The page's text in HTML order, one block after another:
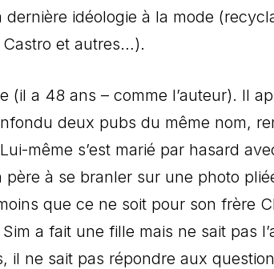
idéologie à la mode
et autres…).
(il a 48 ans – comme l’auteur). Il
deux pubs du même nom,
même s’est marié par hasard
à se branler sur une photo
que ce ne soit pour son frère
a fait une fille mais ne sait pas
il ne sait pas répondre aux